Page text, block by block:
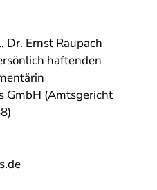
Ernst Raupach
haftenden
GmbH (Amtsgericht